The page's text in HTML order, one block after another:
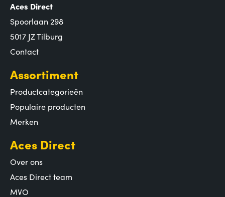
Aces Direct
Spoorlaan 298
5017 JZ Tilburg
Contact
Assortiment
Productcategorieën
Populaire producten
Merken
Aces Direct
Over ons
Aces Direct team
MVO